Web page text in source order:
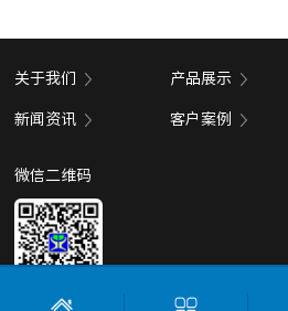
关于我们 产品展示
新闻资讯 客户案例
微信二维码